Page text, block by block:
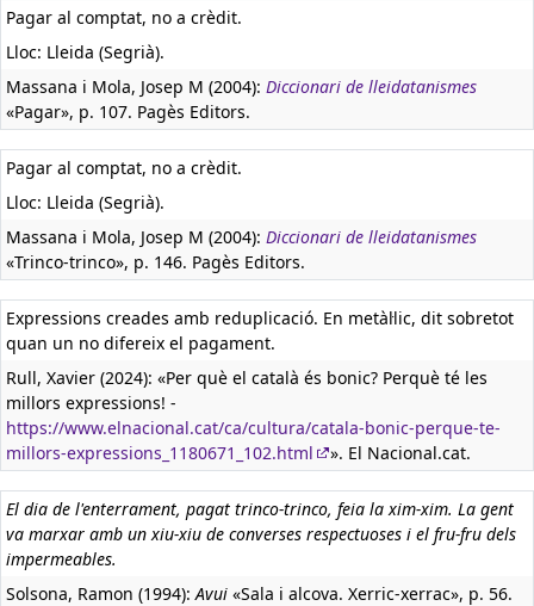
Pagar al comptat, no a crèdit.
Lloc: Lleida (Segrià).
Massana i Mola, Josep M (2004): Diccionari de lleidatanismes
«Pagar», p. 107. Pagès Editors.
Pagar al comptat, no a crèdit.
Lloc: Lleida (Segrià).
Massana i Mola, Josep M (2004): Diccionari de lleidatanismes
«Trinco-trinco», p. 146. Pagès Editors.
Expressions creades amb reduplicació. En metàl·lic, dit sobretot
quan un no difereix el pagament.
Rull, Xavier (2024): «Per què el català és bonic? Perquè té les
millors expressions! -
https://www.elnacional.cat/ca/cultura/catala-bonic-perque-te-
millors-expressions_1180671_102.html
». El Nacional.cat.
El dia de l'enterrament, pagat trinco-trinco, feia la xim-xim. La gent
va marxar amb un xiu-xiu de converses respectuoses i el fru-fru dels
impermeables.
Solsona, Ramon (1994):Avui «Sala i alcova. Xerric-xerrac», p. 56.